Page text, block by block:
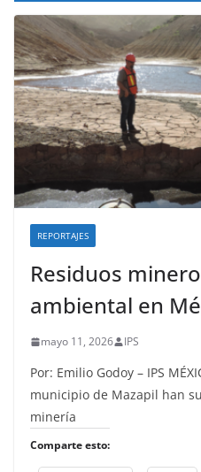
REPORTAJES
Residuos
ambiental en
mayo 11, 2026 IPS
Por: Emilio Godoy – IPS
municipio de Mazapil han
minería
Comparte esto: